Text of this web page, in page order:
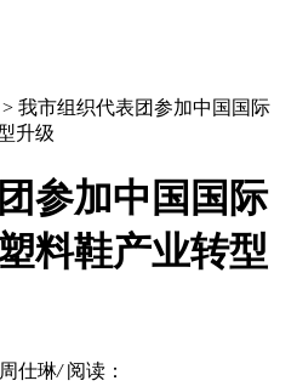
> 我市组织代表团参加中国国际
升级
参加中国国际
料鞋产业转型
仕琳/ 阅读：